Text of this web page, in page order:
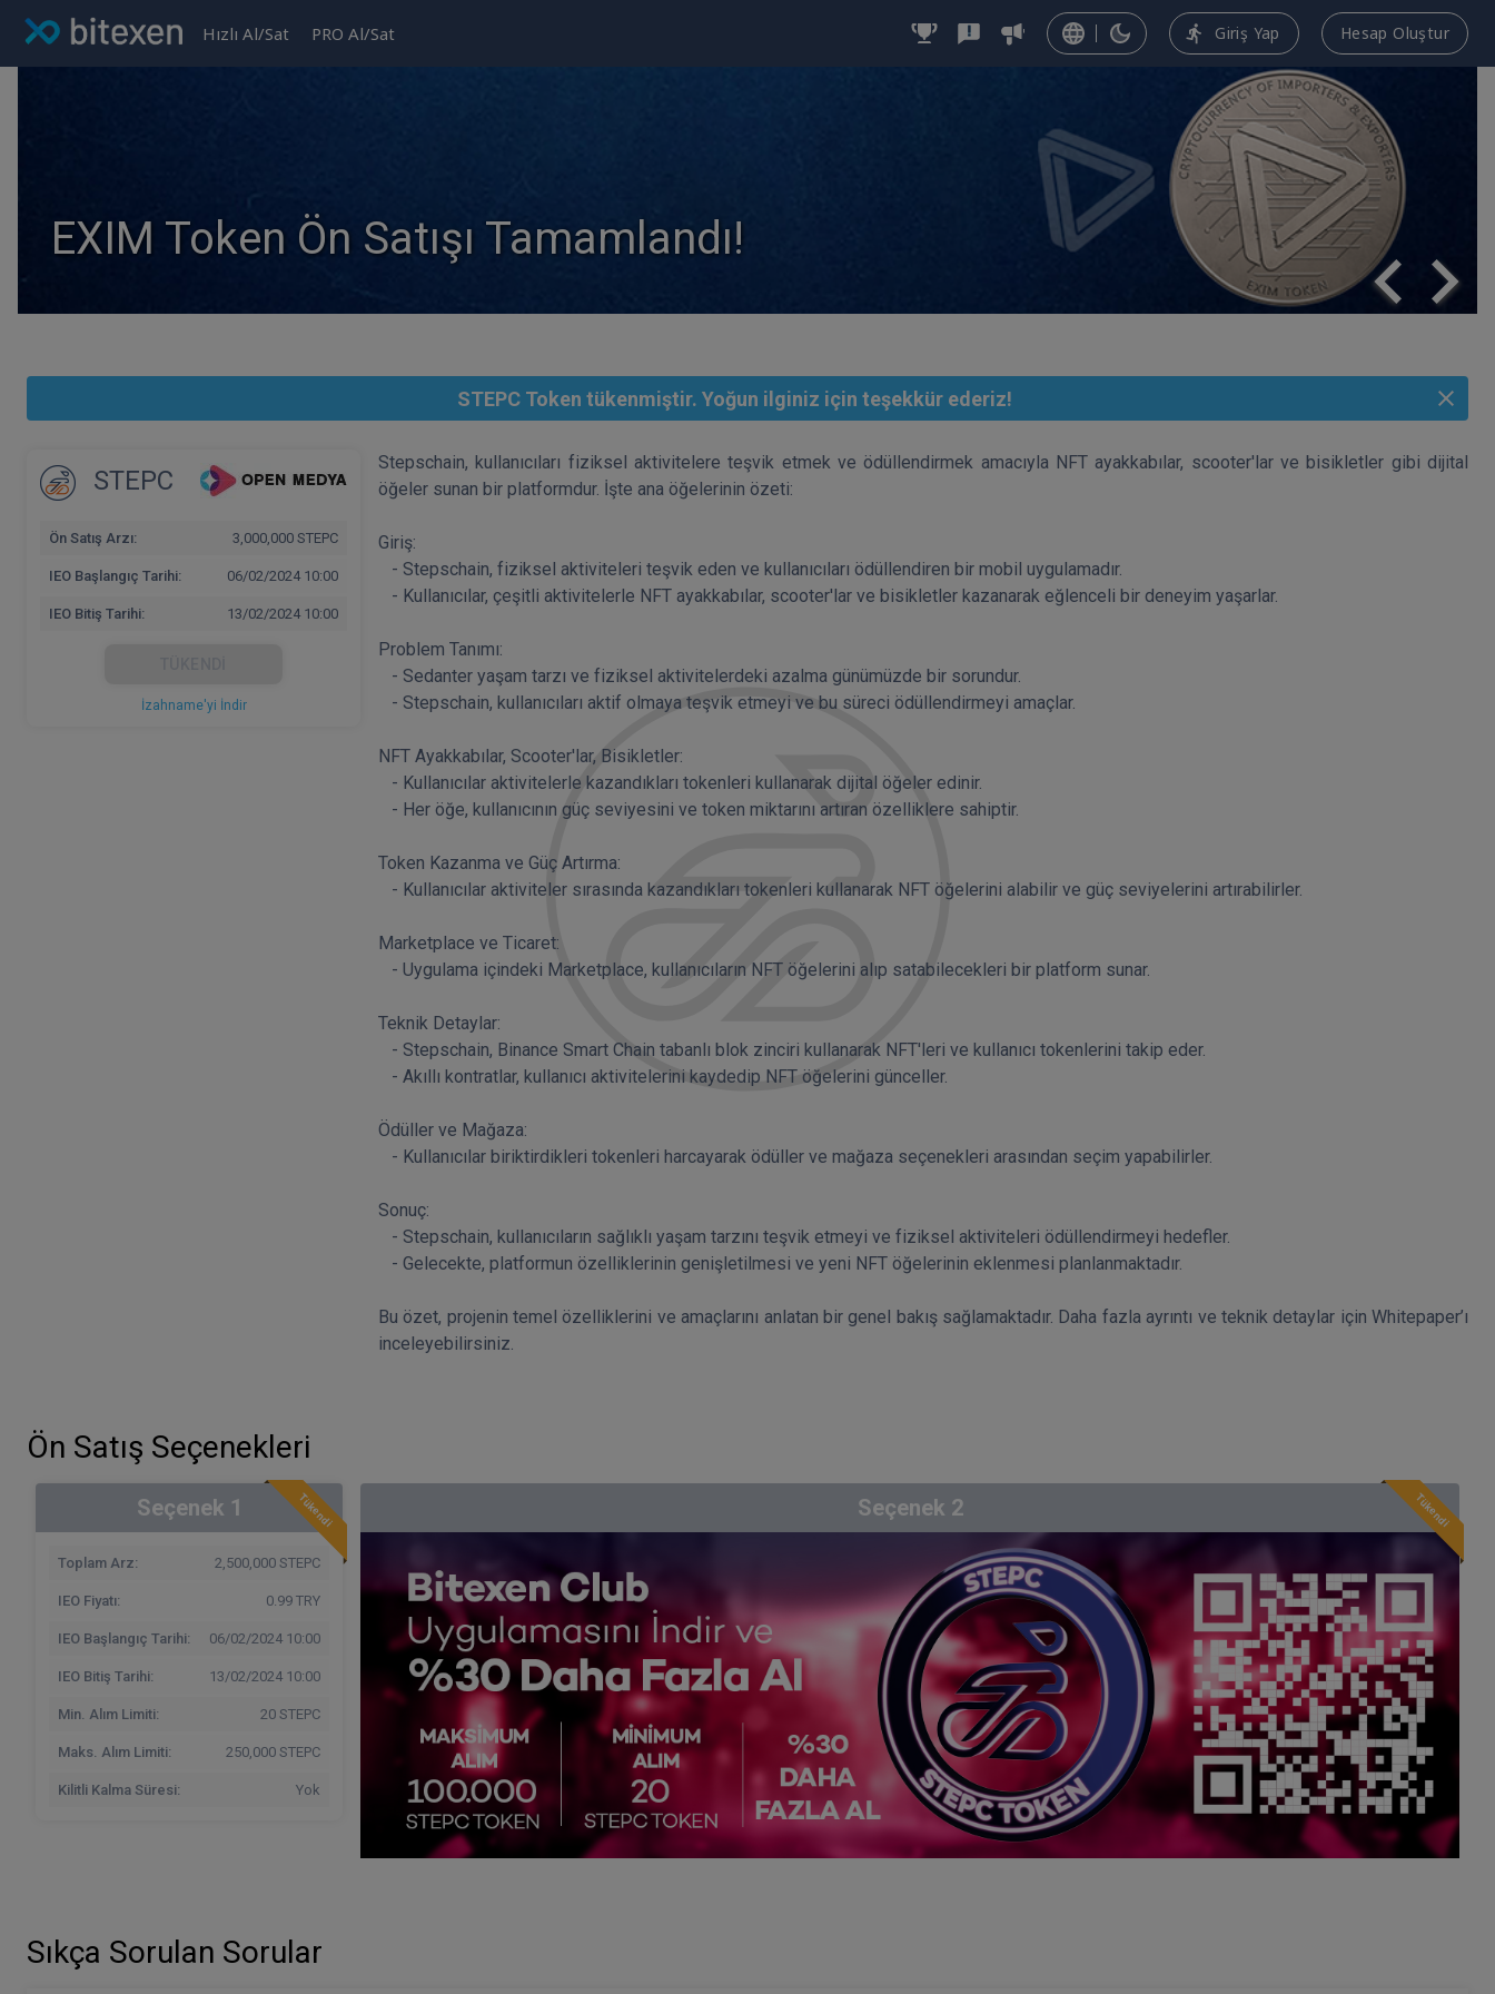
Hızlı Al/Sat PRO Al/Sat Giriş Yap Hesap Oluştur
EXIM Token Ön Satışı Tamamlandı!
STEPC Token tükenmiştir. Yoğun ilginiz için teşekkür ederiz!
STEPC
Ön Satış Arzı: 3,000,000 STEPC
IEO Başlangıç Tarihi: 06/02/2024 10:00
IEO Bitiş Tarihi: 13/02/2024 10:00
İzahname'yi İndir
Stepschain, kullanıcıları fiziksel aktivitelere teşvik etmek ve ödüllendirmek amacıyla NFT ayakkabılar, scooter'lar ve bisikletler gibi dijital
öğeler sunan bir platformdur. İşte ana öğelerinin özeti:
Giriş:
Problem Tanımı:
NFT Ayakkabılar, Scooter'lar, Bisikletler:
Token Kazanma ve Güç Artırma:
Marketplace ve Ticaret:
Teknik Detaylar:
Ödüller ve Mağaza:
Sonuç:
Bu özet, projenin temel özelliklerini ve amaçlarını anlatan bir genel bakış sağlamaktadır. Daha fazla ayrıntı ve teknik detaylar için Whitepaper’ı
Ön Satış Seçenekleri
Seçenek 1 Tükendi
Toplam Arz: 2,500,000 STEPC
IEO Fiyatı: 0.99 TRY
IEO Başlangıç Tarihi: 06/02/2024 10:00
IEO Bitiş Tarihi: 13/02/2024 10:00
Min. Alım Limiti: 20 STEPC
Maks. Alım Limiti: 250,000 STEPC
Kilitli Kalma Süresi: Yok
Seçenek 2 Tükendi
Sıkça Sorulan Sorular